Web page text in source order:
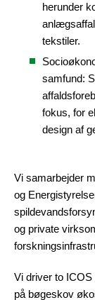
herunder
tekstiler.
samfund:
fokus, for
design af
Vi samarbejder
og
og private
Vi driver to
på bøgeskov